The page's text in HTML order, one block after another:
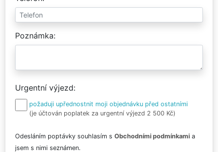
Poznámka
Urgentní výjezd
požaduji upřednostnit moji objednávku před ostatními
(je účtován poplatek za urgentní výjezd 2 500 Kč)
Odesláním poptávky souhlasím s Obchodními podmínkami a
jsem s nimi seznámen.